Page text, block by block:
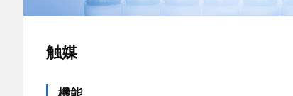
触媒